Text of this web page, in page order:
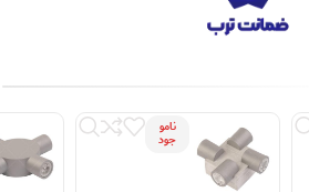
نامو
جود